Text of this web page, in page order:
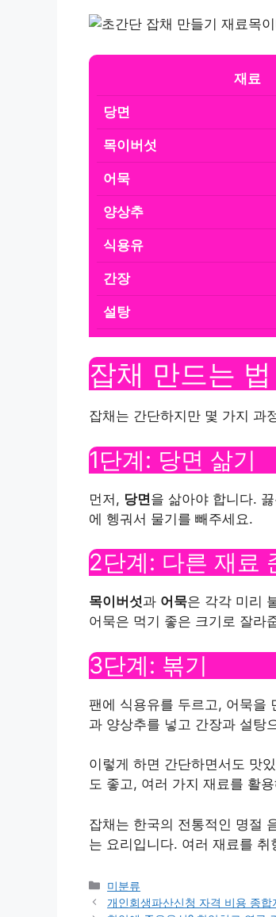
재료
당면
목이버섯
어묵
양상추
식용유
간장
설탕
잡채 만드는 법
잡채는 간단하지만 몇 가지 과
1단계: 당면 삶기
먼저, 당면을 삶아야 합니다.
에 헹궈서 물기를 빼주세요.
2단계: 다른 재료
목이버섯과 어묵은 각각 미리
어묵은 먹기 좋은 크기로 잘라
3단계: 볶기
팬에 식용유를 두르고, 어묵을
과 양상추를 넣고 간장과 설탕
이렇게 하면 간단하면서도 맛
도 좋고, 여러 가지 재료를 활
잡채는 한국의 전통적인 명절
는 요리입니다. 여러 재료를
Categories
미분류
개인회생파산신청 자격 비용 종합